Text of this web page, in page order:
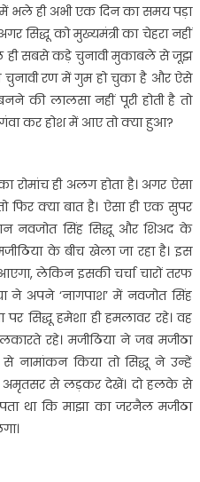
में भले ही अभी एक दिन का समय पड़ा
सिद्धू को मुख्यमंत्री का चेहरा नहीं
ही सबसे कड़े चुनावी मुकाबले से जूझ
चुनावी रण में गुम हो चुका है और ऐसे
की लालसा नहीं पूरी होती है तो
कर होश में आए तो क्या हुआ?
रोमांच ही अलग होता है। अगर ऐसा
फिर क्या बात है। ऐसा ही एक सुपर
नवजोत सिंह सिद्धू और शिअद के
के बीच खेला जा रहा है। इस
लेकिन इसकी चर्चा चारों तरफ
ने अपने ‘नागपाश’ में नवजोत सिंह
सिद्धू हमेशा ही हमलावर रहे। वह
रहे। मजीठिया ने जब मजीठा
से नामांकन किया तो सिद्धू ने उन्हें
अमृतसर से लड़कर देखें। दो हलके से
था कि माझा का जरनैल मजीठा